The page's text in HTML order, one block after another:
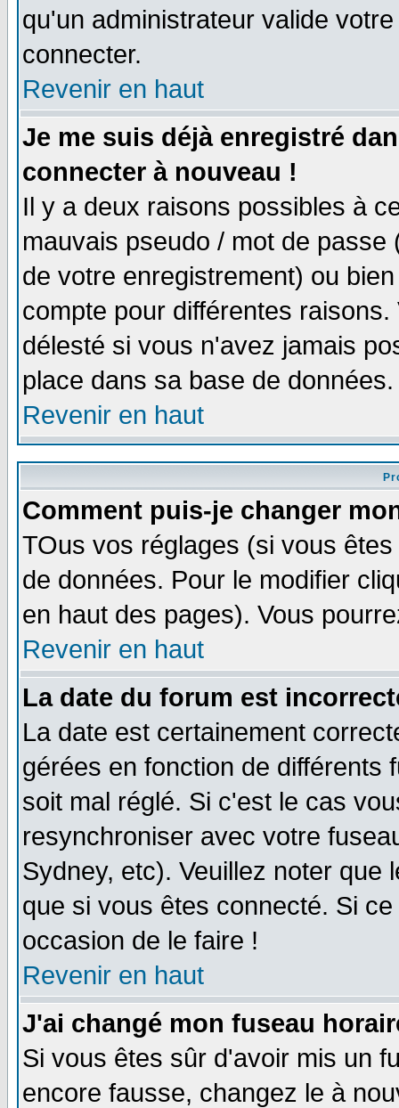
qu'un administrateur valide
connecter.
Revenir en haut
Je me suis déjà enregistré
connecter à nouveau !
Il y a deux raisons possibles à
mauvais pseudo / mot de
de votre enregistrement) ou
compte pour différentes
délesté si vous n'avez jamais
place dans sa base de
Revenir en haut
Comment puis-je changer
TOus vos réglages (si vous
de données. Pour le modifier
en haut des pages). Vous
Revenir en haut
La date du forum est
La date est certainement
gérées en fonction de différents
soit mal réglé. Si c'est le cas
resynchroniser avec votre
Sydney, etc). Veuillez noter que
que si vous êtes connecté. Si
occasion de le faire !
Revenir en haut
J'ai changé mon fuseau
Si vous êtes sûr d'avoir mis un
encore fausse, changez le à